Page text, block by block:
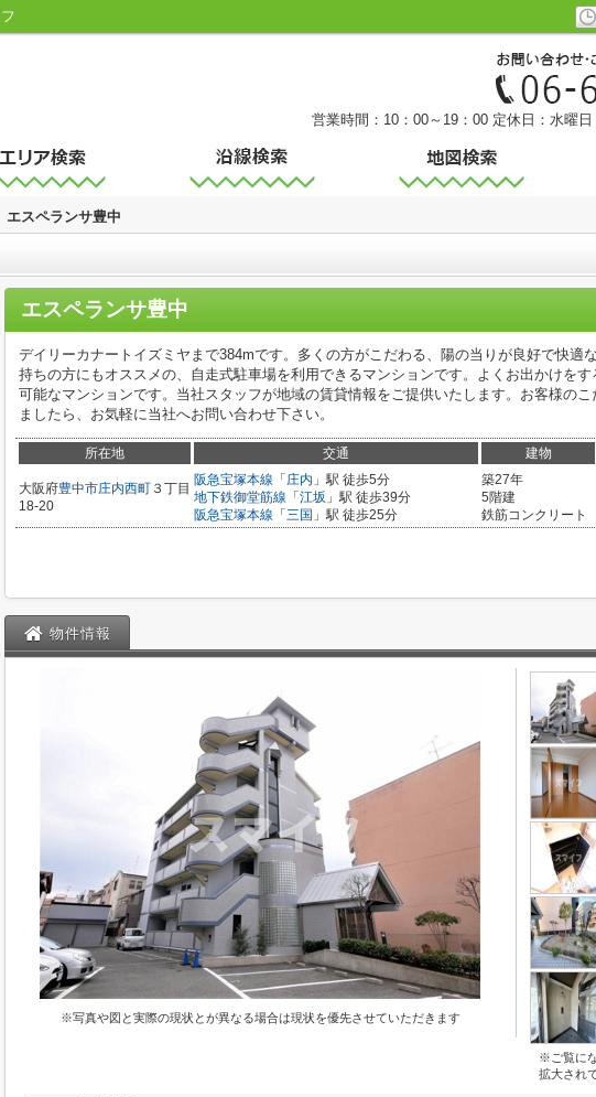
営業時間：10：00～19：00 定休日：水曜
エスペランサ豊中
エスペランサ豊中
デイリーカナートイズミヤまで384mです。多くの方がこだわる、陽の当りが良好で快適
持ちの方にもオススメの、自走式駐車場を利用できるマンションです。よくお出かけを
可能なマンションです。当社スタッフが地域の賃貸情報をご提供いたします。お客様の
ましたら、お気軽に当社へお問い合わせ下さい。
所在地 交通 建物
大阪府豊中市庄内西町 ３丁目
18-20
阪急宝塚本線 「 庄内 」駅 徒歩5分
地下鉄御堂筋線 「 江坂 」駅 徒歩39分
阪急宝塚本線 「 三国 」駅 徒歩25分
築27年
5階建
鉄筋コンクリート
物件情報
※写真や図と実際の現状とが異なる場合は現状を優先させていただきます
※ご覧に
拡大され